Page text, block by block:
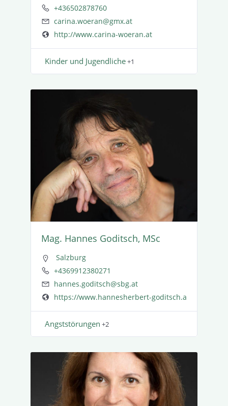
+436502878760
carina.woeran@gmx.at
http://www.carina-woeran.at
Kinder und Jugend­liche+1
Mag. Hannes Goditsch, MSc
Salzburg
+4369912380271
hannes.goditsch@sbg.at
https://www.hannesherbert-goditsch.at/
Angst­stö­rungen +2